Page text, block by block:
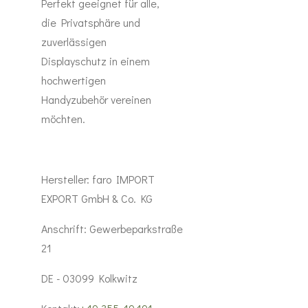
Perfekt geeignet für alle,
die Privatsphäre und
zuverlässigen
Displayschutz in einem
hochwertigen
Handyzubehör vereinen
möchten.
Hersteller: faro IMPORT
EXPORT GmbH & Co. KG
Anschrift: Gewerbeparkstraße
21
DE - 03099 Kolkwitz